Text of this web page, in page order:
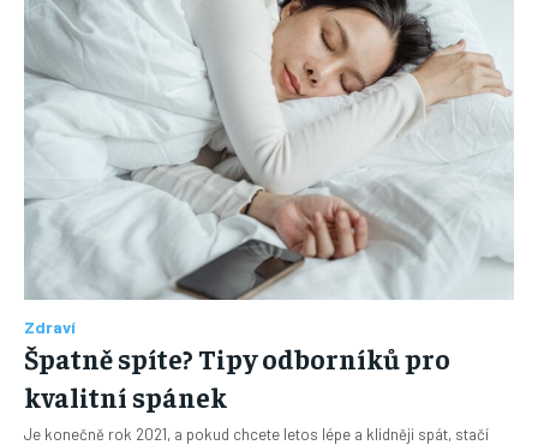
Zdraví
Špatně spíte? Tipy odborníků pro
kvalitní spánek
Je konečně rok 2021, a pokud chcete letos lépe a klidněji spát, stačí